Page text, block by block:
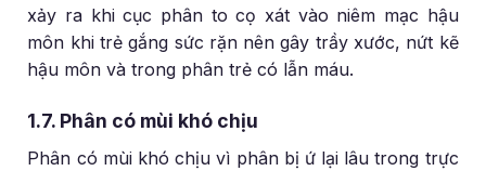
xảy ra khi cục phân to cọ xát vào niêm mạc hậu
môn khi trẻ gắng sức rặn nên gây trầy xước, nứt kẽ
hậu môn và trong phân trẻ có lẫn máu.
1.7. Phân có mùi khó chịu
Phân có mùi khó chịu vì phân bị ứ lại lâu trong trực